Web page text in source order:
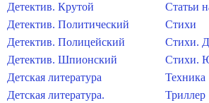
Детектив. Крутой
Детектив. Политический
Детектив. Полицейский
Детектив. Шпионский
Детская литература
Детская литература.
Статьи
Стихи
Стихи.
Стихи.
Техника
Триллер